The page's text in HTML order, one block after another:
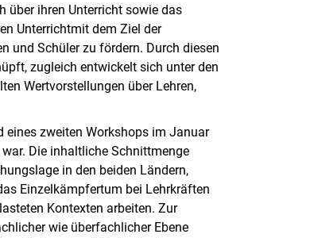
über ihren Unterricht sowie das
Unterrichtmit dem Ziel der
und Schüler zu fördern. Durch diesen
zugleich entwickelt sich unter den
Wertvorstellungen über Lehren,
eines zweiten Workshops im Januar
Die inhaltliche Schnittmenge
in den beiden Ländern,
Einzelkämpfertum bei Lehrkräften
Kontexten arbeiten. Zur
wie überfachlicher Ebene